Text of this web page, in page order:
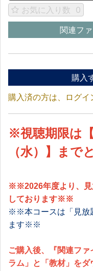
お気に入り数
0
関連フ
購入
購入済の方は、ログ
※視聴期限は
（水）】まで
※※2026年度より、
しております※※
※※本コースは「見放
ます※※
ご購入後、『関連フ
ラム」と「教材」をダ